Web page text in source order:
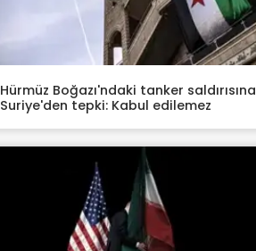
Hürmüz Boğazı'ndaki tanker saldırısına
Suriye'den tepki: Kabul edilemez